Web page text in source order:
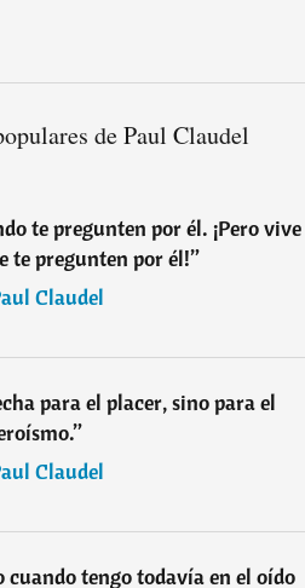
de Paul Claudel
te pregunten por él. ¡Pero vive
te pregunten por él!”
Claudel
para el placer, sino para el
”
Claudel
tengo todavía en el oído